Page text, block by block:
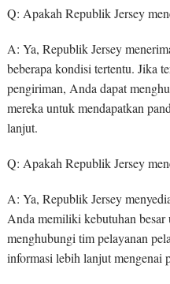
Q: Apakah Republik Jersey
A: Ya, Republik Jersey
beberapa kondisi tertentu. Jika
pengiriman, Anda dapat
mereka untuk mendapatkan
lanjut.
Q: Apakah Republik Jersey
A: Ya, Republik Jersey
Anda memiliki kebutuhan besar
menghubungi tim pelayanan
informasi lebih lanjut mengenai